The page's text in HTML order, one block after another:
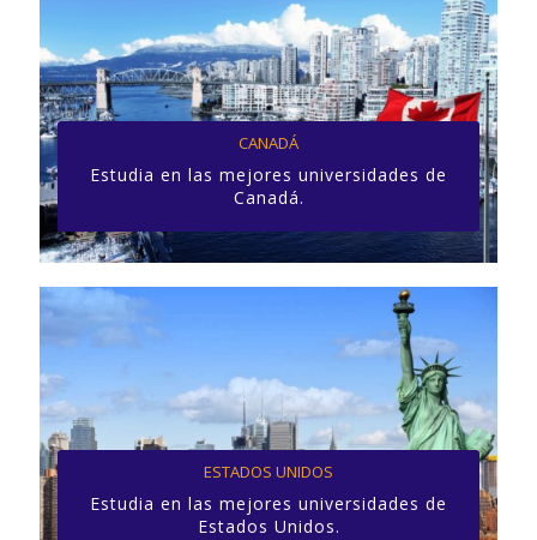
CANADÁ
Estudia en las mejores universidades de
Canadá.
ESTADOS UNIDOS
Estudia en las mejores universidades de
Estados Unidos.